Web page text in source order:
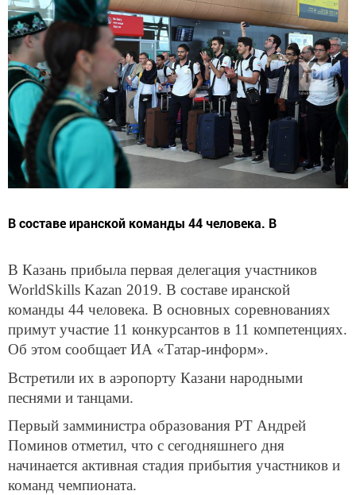
В составе иранской команды 44 человека. В
В Казань прибыла первая делегация участников
WorldSkills Kazan 2019. В составе иранской
команды 44 человека. В основных соревнованиях
примут участие 11 конкурсантов в 11 компетенциях.
Об этом сообщает ИА «Татар-информ».
Встретили их в аэропорту Казани народными
песнями и танцами.
Первый замминистра образования РТ Андрей
Поминов отметил, что с сегодняшнего дня
начинается активная стадия прибытия участников и
команд чемпионата.